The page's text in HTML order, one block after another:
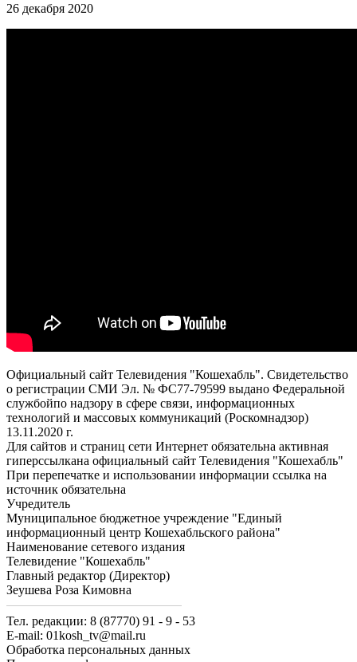
26 декабря 2020
Официальный сайт Телевидения "Кошехабль". Свидетельство
о регистрации СМИ Эл. № ФС77-79599 выдано Федеральной
службойпо надзору в сфере связи, информационных
технологий и массовых коммуникаций (Роскомнадзор)
13.11.2020 г.
Для сайтов и страниц сети Интернет обязательна активная
гиперссылкана официальный сайт Телевидения "Кошехабль"
При перепечатке и использовании информации ссылка на
источник обязательна
Учредитель
Муниципальное бюджетное учреждение "Единый
информационный центр Кошехабльского района"
Наименование сетевого издания
Телевидение "Кошехабль"
Главный редактор (Директор)
Зеушева Роза Кимовна
Тел. редакции: 8 (87770) 91 - 9 - 53
E-mail: 01kosh_tv@mail.ru
Обработка персональных данных